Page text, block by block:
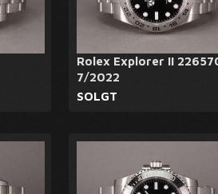
Rolex Explorer II
7/2022
SOLGT